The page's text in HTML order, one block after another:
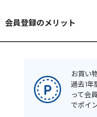
会員登録のメリット
お買い
過去1年
って会
でポイ